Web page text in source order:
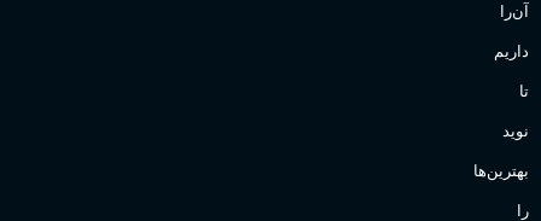
آن‌را
داریم
تا
نوید
بهترین‌ها
را